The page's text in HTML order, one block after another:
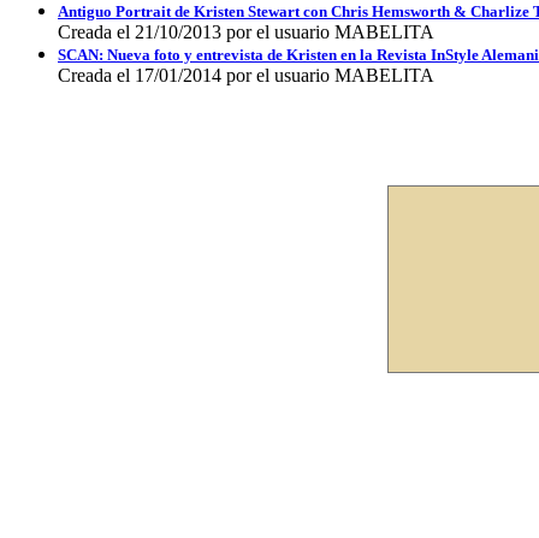
Antiguo Portrait de Kristen Stewart con Chris Hemsworth & Charlize
Creada el 21/10/2013 por el usuario MABELITA
SCAN: Nueva foto y entrevista de Kristen en la Revista InStyle
Creada el 17/01/2014 por el usuario MABELITA